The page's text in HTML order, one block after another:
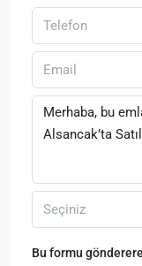
Seçiniz
Bu formu